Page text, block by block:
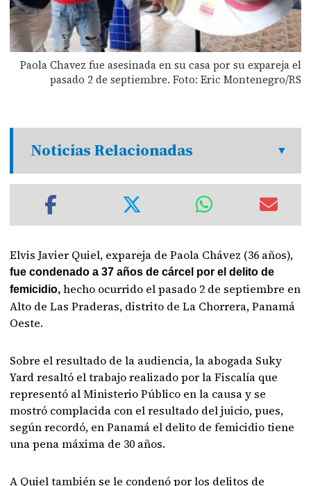
Paola Chavez fue asesinada en su casa por su expareja el
pasado 2 de septiembre. Foto: Eric Montenegro/RS
Noticias Relacionadas
Elvis Javier Quiel, expareja de Paola Chávez (36 años),
fue condenado a 37 años de cárcel por el delito de
femicidio, hecho ocurrido el pasado 2 de septiembre en
Alto de Las Praderas, distrito de La Chorrera, Panamá
Oeste.
Sobre el resultado de la audiencia, la abogada Suky
Yard resaltó el trabajo realizado por la Fiscalía que
representó al Ministerio Público en la causa y se
mostró complacida con el resultado del juicio, pues,
según recordó, en Panamá el delito de femicidio tiene
una pena máxima de 30 años.
A Quiel también se le condenó por los delitos de